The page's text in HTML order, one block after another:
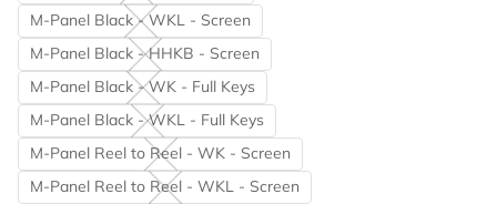
M-Panel Black - WKL - Screen
M-Panel Black - HHKB - Screen
M-Panel Black - WK - Full Keys
M-Panel Black - WKL - Full Keys
M-Panel Reel to Reel - WK - Screen
M-Panel Reel to Reel - WKL - Screen